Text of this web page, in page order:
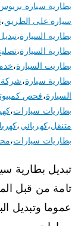
بطارية سيارة
سيارة على الطريق،
بطاريه السيارة،
بطارية السيارة،
بطاريت السيارة،
بطارية سيارة،شركة
السيارة،فحص
بطاريات سيارات،
متنقل،كهربائي،
بطاريات سيارات،
تبديل بطارية
تامة من قبل
عموما وتبديل